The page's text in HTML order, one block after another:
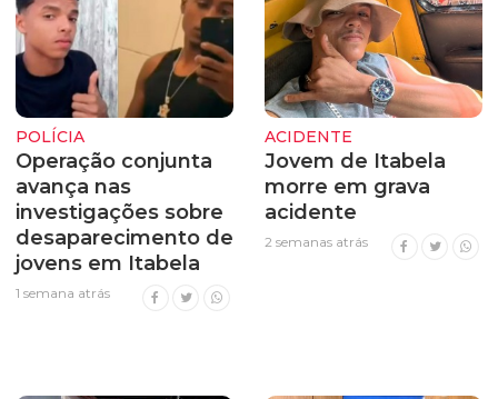
POLÍCIA
Operação conjunta
avança nas
investigações sobre
desaparecimento de
jovens em Itabela
1 semana atrás
ACIDENTE
Jovem de Itabela
morre em grava
acidente
2 semanas atrás